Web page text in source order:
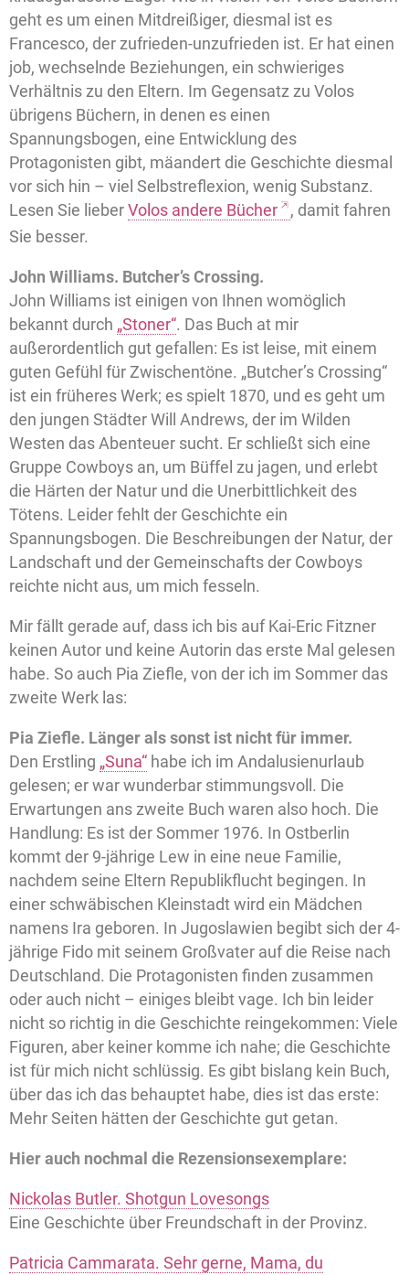
geht es um einen Mitdreißiger, diesmal ist es
Francesco, der zufrieden-unzufrieden ist. Er hat einen
job, wechselnde Beziehungen, ein schwieriges
Verhältnis zu den Eltern. Im Gegensatz zu Volos
übrigens Büchern, in denen es einen
Spannungsbogen, eine Entwicklung des
Protagonisten gibt, mäandert die Geschichte diesmal
vor sich hin – viel Selbstreflexion, wenig Substanz.
Lesen Sie lieberVolos andere Bücher
, damit fahren
Sie besser.
John Williams. Butcher’s Crossing.
John Williams ist einigen von Ihnen womöglich
bekannt durch „Stoner“. Das Buch at mir
außerordentlich gut gefallen: Es ist leise, mit einem
guten Gefühl für Zwischentöne. „Butcher’s Crossing“
ist ein früheres Werk; es spielt 1870, und es geht um
den jungen Städter Will Andrews, der im Wilden
Westen das Abenteuer sucht. Er schließt sich eine
Gruppe Cowboys an, um Büffel zu jagen, und erlebt
die Härten der Natur und die Unerbittlichkeit des
Tötens. Leider fehlt der Geschichte ein
Spannungsbogen. Die Beschreibungen der Natur, der
Landschaft und der Gemeinschafts der Cowboys
reichte nicht aus, um mich fesseln.
Mir fällt gerade auf, dass ich bis auf Kai-Eric Fitzner
keinen Autor und keine Autorin das erste Mal gelesen
habe. So auch Pia Ziefle, von der ich im Sommer das
zweite Werk las:
Pia Ziefle. Länger als sonst ist nicht für immer.
Den Erstling „Suna“ habe ich im Andalusienurlaub
gelesen; er war wunderbar stimmungsvoll. Die
Erwartungen ans zweite Buch waren also hoch. Die
Handlung: Es ist der Sommer 1976. In Ostberlin
kommt der 9-jährige Lew in eine neue Familie,
nachdem seine Eltern Republikflucht begingen. In
einer schwäbischen Kleinstadt wird ein Mädchen
namens Ira geboren. In Jugoslawien begibt sich der 4-
jährige Fido mit seinem Großvater auf die Reise nach
Deutschland. Die Protagonisten finden zusammen
oder auch nicht – einiges bleibt vage. Ich bin leider
nicht so richtig in die Geschichte reingekommen: Viele
Figuren, aber keiner komme ich nahe; die Geschichte
ist für mich nicht schlüssig. Es gibt bislang kein Buch,
über das ich das behauptet habe, dies ist das erste:
Mehr Seiten hätten der Geschichte gut getan.
Hier auch nochmal die Rezensionsexemplare:
Nickolas Butler. Shotgun Lovesongs
Eine Geschichte über Freundschaft in der Provinz.
Patricia Cammarata. Sehr gerne, Mama, du